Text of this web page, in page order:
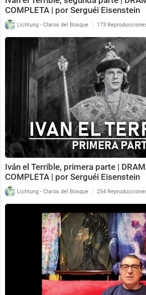
COMPLETA | por Serguéi Eisenstein
Lichtung - Claros del Bosque | 173
Iván el Terrible, primera parte |
COMPLETA | por Serguéi Eisenstein
Lichtung - Claros del Bosque | 254